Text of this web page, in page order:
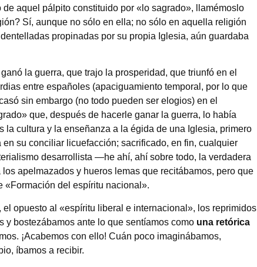
aquel pálpito constituido por «lo sagrado», llamémoslo
Sí, aunque no sólo en ella; no sólo en aquella religión
propinadas por su propia Iglesia, aún guardaba
la guerra, que trajo la prosperidad, que triunfó en el
entre españoles (apaciguamiento temporal, por lo que
sin embargo (no todo pueden ser elogios) en el
que, después de hacerle ganar la guerra, lo había
la cultura y la enseñanza a la égida de una Iglesia, primero
su conciliar licuefacción; sacrificado, en fin, cualquier
desarrollista —he ahí, ahí sobre todo, la verdadera
apelmazados y hueros lemas que recitábamos, pero que
«Formación del espíritu nacional».
opuesto al «espíritu liberal e internacional», los reprimidos
y bostezábamos ante lo que sentíamos como una retórica
¡Acabemos con ello! Cuán poco imaginábamos,
íbamos a recibir.